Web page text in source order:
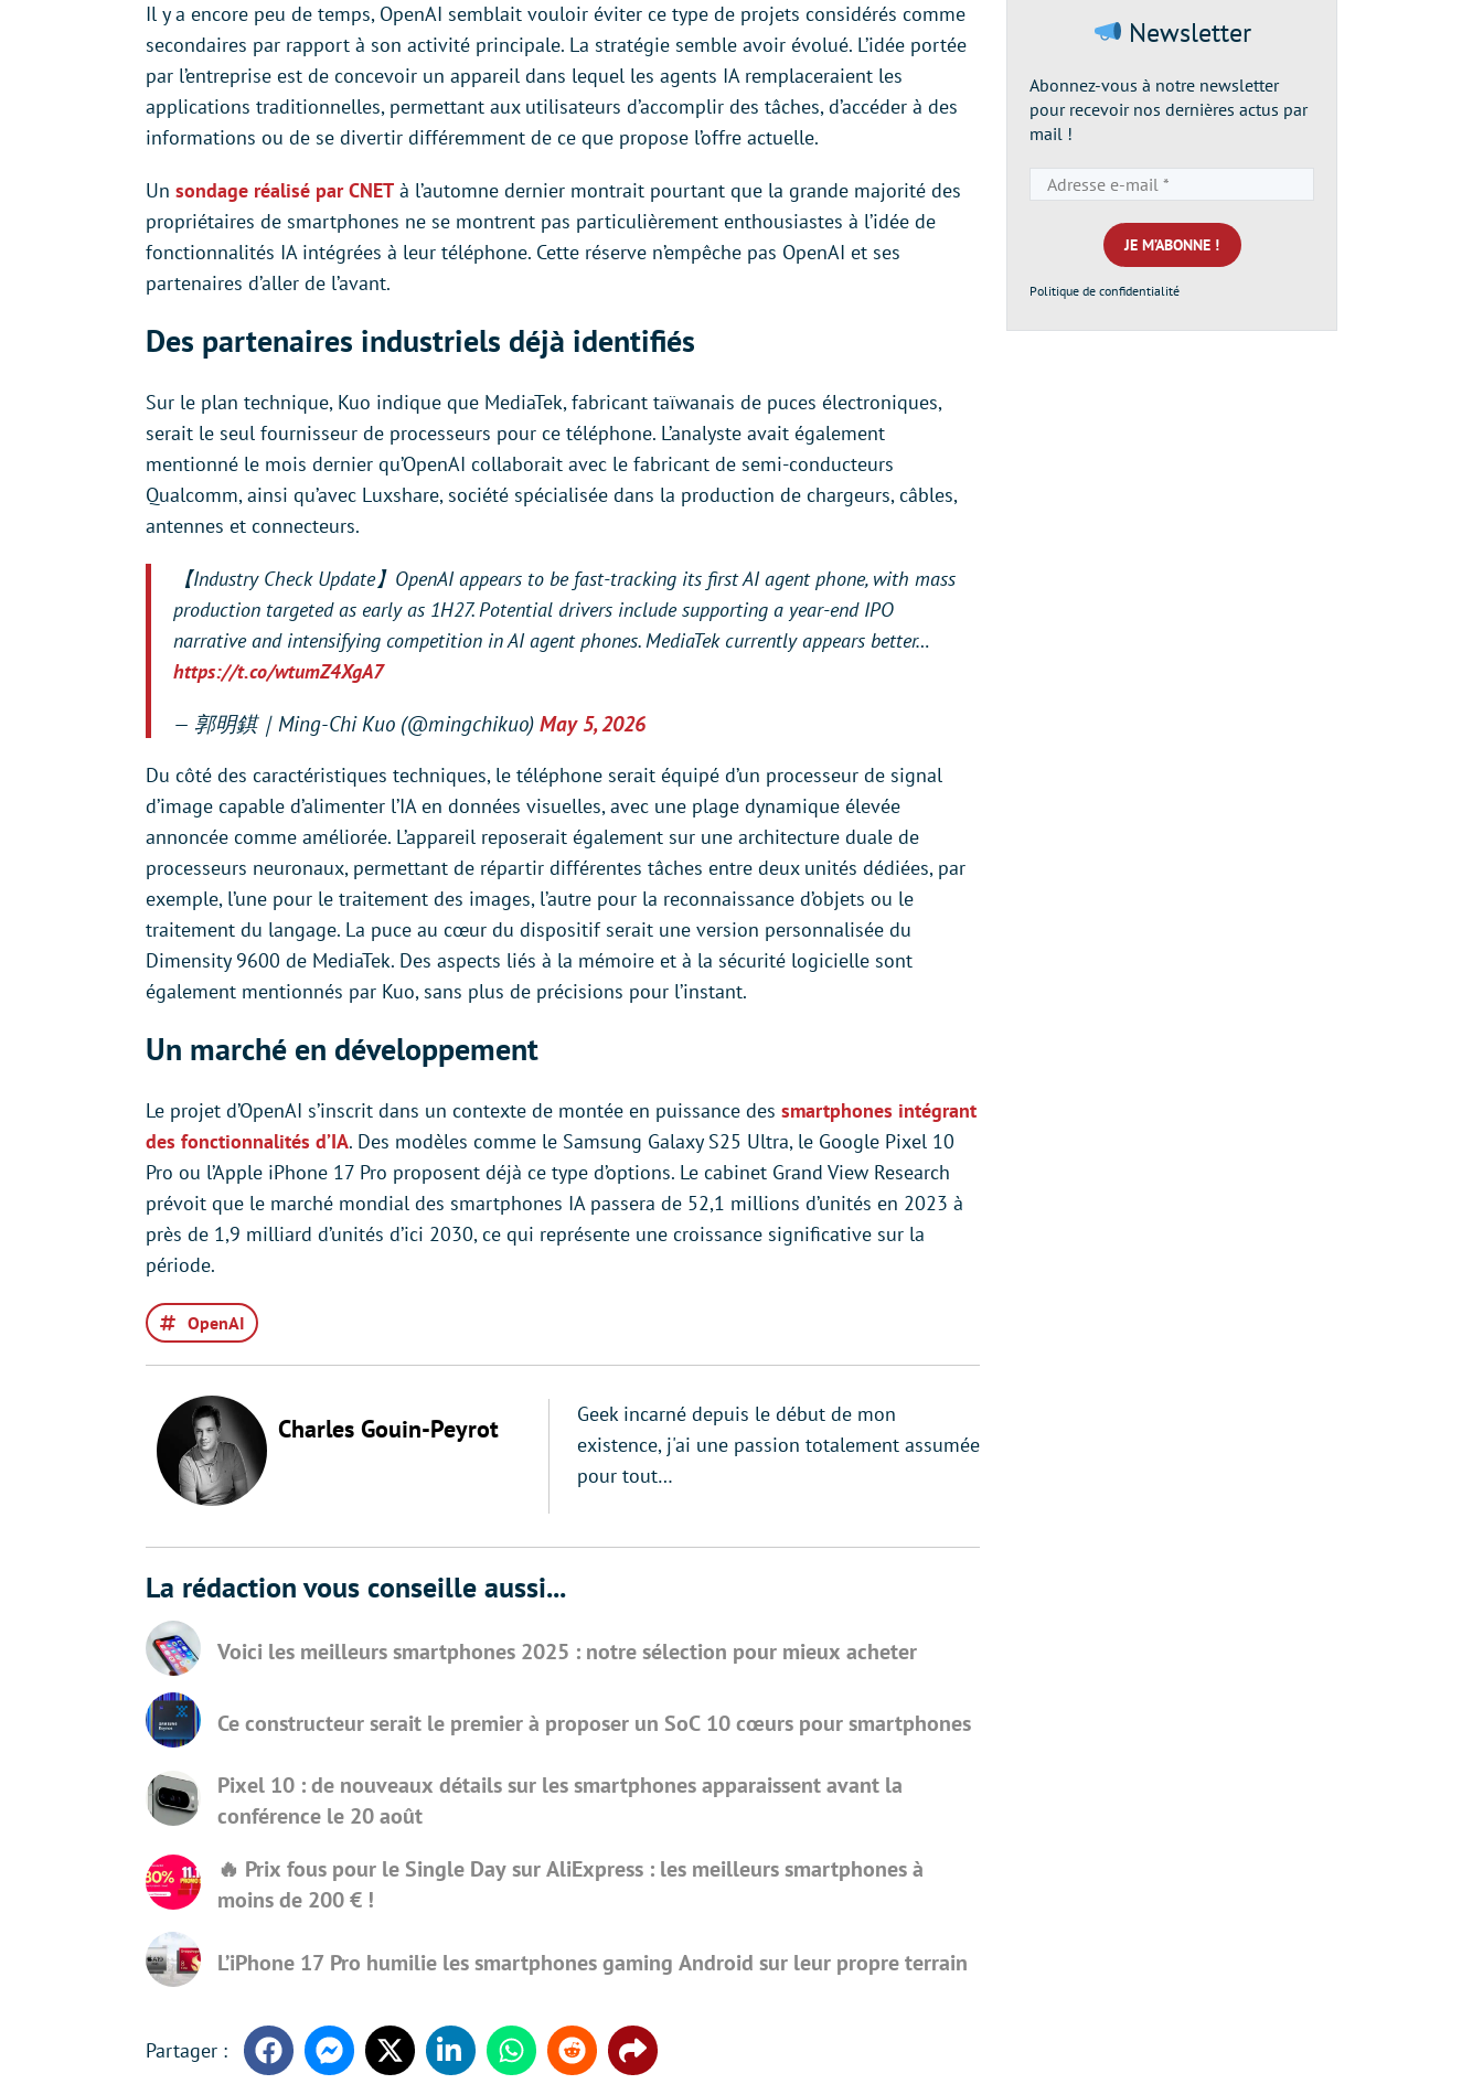
Il y a encore peu de temps, OpenAI semblait vouloir éviter ce type de projets considérés comme
secondaires par rapport à son activité principale. La stratégie semble avoir évolué. L’idée portée
par l’entreprise est de concevoir un appareil dans lequel les agents IA remplaceraient les
applications traditionnelles, permettant aux utilisateurs d’accomplir des tâches, d’accéder à des
informations ou de se divertir différemment de ce que propose l’offre actuelle.
Un sondage réalisé par CNET à l’automne dernier montrait pourtant que la grande majorité des
propriétaires de smartphones ne se montrent pas particulièrement enthousiastes à l’idée de
fonctionnalités IA intégrées à leur téléphone. Cette réserve n’empêche pas OpenAI et ses
partenaires d’aller de l’avant.
Des partenaires industriels déjà identifiés
Sur le plan technique, Kuo indique que MediaTek, fabricant taïwanais de puces électroniques,
serait le seul fournisseur de processeurs pour ce téléphone. L’analyste avait également
mentionné le mois dernier qu’OpenAI collaborait avec le fabricant de semi-conducteurs
Qualcomm, ainsi qu’avec Luxshare, société spécialisée dans la production de chargeurs, câbles,
antennes et connecteurs.
【Industry Check Update】OpenAI appears to be fast-tracking its first AI agent phone, with mass
production targeted as early as 1H27. Potential drivers include supporting a year-end IPO
narrative and intensifying competition in AI agent phones. MediaTek currently appears better…
https://t.co/wtumZ4XgA7
— 郭明錤｜Ming-Chi Kuo (@mingchikuo) May 5, 2026
Du côté des caractéristiques techniques, le téléphone serait équipé d’un processeur de signal
d’image capable d’alimenter l’IA en données visuelles, avec une plage dynamique élevée
annoncée comme améliorée. L’appareil reposerait également sur une architecture duale de
processeurs neuronaux, permettant de répartir différentes tâches entre deux unités dédiées, par
exemple, l’une pour le traitement des images, l’autre pour la reconnaissance d’objets ou le
traitement du langage. La puce au cœur du dispositif serait une version personnalisée du
Dimensity 9600 de MediaTek. Des aspects liés à la mémoire et à la sécurité logicielle sont
également mentionnés par Kuo, sans plus de précisions pour l’instant.
Un marché en développement
Le projet d’OpenAI s’inscrit dans un contexte de montée en puissance des smartphones intégrant
des fonctionnalités d’IA. Des modèles comme le Samsung Galaxy S25 Ultra, le Google Pixel 10
Pro ou l’Apple iPhone 17 Pro proposent déjà ce type d’options. Le cabinet Grand View Research
prévoit que le marché mondial des smartphones IA passera de 52,1 millions d’unités en 2023 à
près de 1,9 milliard d’unités d’ici 2030, ce qui représente une croissance significative sur la
période.
OpenAI
Charles Gouin-Peyrot
Geek incarné depuis le début de mon
existence, j'ai une passion totalement assumée
pour tout…
La rédaction vous conseille aussi...
Voici les meilleurs smartphones 2025 : notre sélection pour mieux acheter
Ce constructeur serait le premier à proposer un SoC 10 cœurs pour smartphones
Pixel 10 : de nouveaux détails sur les smartphones apparaissent avant la
conférence le 20 août
🔥 Prix fous pour le Single Day sur AliExpress : les meilleurs smartphones à
moins de 200 € !
L’iPhone 17 Pro humilie les smartphones gaming Android sur leur propre terrain
FacebookMessengerTwitter LinkedinWhatsappReddit Share
Newsletter
Abonnez-vous à notre newsletter
pour recevoir nos dernières actus par
mail !
e-
mail
*
Politique de confidentialité